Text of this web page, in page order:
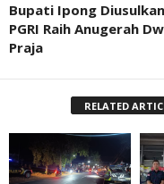
Bupati Ipong Diusulkan
PGRI Raih Anugerah
Praja
RELATED